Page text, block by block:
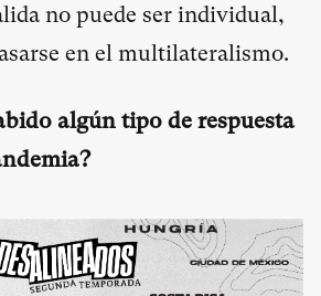
no puede ser individual,
en el multilateralismo.
algún tipo de respuesta